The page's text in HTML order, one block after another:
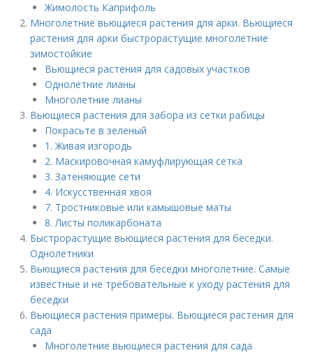
Жимолость Каприфоль
Многолетние вьющиеся растения для арки. Вьющиеся
растения для арки быстрорастущие многолетние
зимостойкие
Вьющиеся растения для садовых участков
Однолетние лианы
Многолетние лианы
Вьющиеся растения для забора из сетки рабицы
Покрасьте в зеленый
1. Живая изгородь
2. Маскировочная камуфлирующая сетка
3. Затеняющие сети
4. Искусственная хвоя
7. Тростниковые или камышовые маты
8. Листы поликарбоната
Быстрорастущие вьющиеся растения для беседки.
Однолетники
Вьющиеся растения для беседки многолетние. Самые
известные и не требовательные к уходу растения для
беседки
Вьющиеся растения примеры. Вьющиеся растения для
сада
Многолетние вьющиеся растения для сада